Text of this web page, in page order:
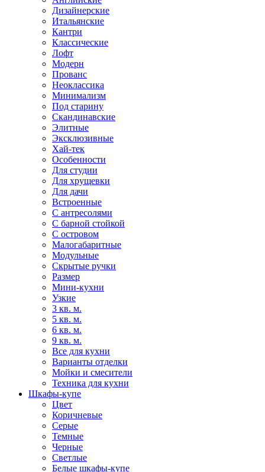
Дизайнерские
Итальянские
Кантри
Классические
Лофт
Модерн
Прованс
Неоклассика
Минимализм
Под старину
Скандинавские
Элитные
Эксклюзивные
Хай-тек
Особенности
Для студии
Для хрущевки
Для дачи
Встроенные
С антресолями
С барной стойкой
С островом
Малогабаритные
Модульные
Скрытые ручки
Размер
Мини-кухни
Узкие
3 кв. м.
5 кв. м.
6 кв. м.
9 кв. м.
Все для кухни
Варианты отделки
Мойки и смесители
Техника для кухни
Шкафы-купе
Цвет
Коричневые
Серые
Темные
Черные
Светлые
Белые шкафы-купе